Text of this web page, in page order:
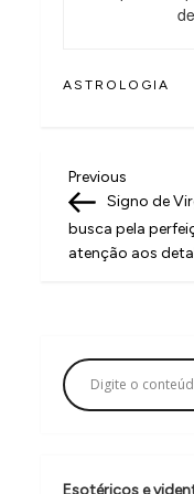
ASTROLOGIA
N
a
v
a
ç
o
Previous
Post
Previous
Signo de
busca pela
atenção aos
Esotéricos e